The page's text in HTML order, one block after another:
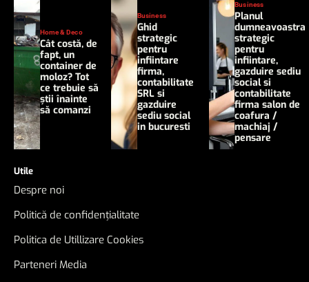
Home & Deco
Cât costă, de
fapt, un
container de
moloz? Tot
ce trebuie să
știi înainte
să comanzi
Business
Ghid
strategic
pentru
infiintare
firma,
contabilitate
SRL si
gazduire
sediu social
in bucuresti
Business
Planul
dumneavoastra
strategic
pentru
infiintare,
gazduire sediu
social si
contabilitate
firma salon de
coafura /
machiaj /
pensare
Utile
Despre noi
Politică de confidențialitate
Politica de Utillizare Cookies
Parteneri Media